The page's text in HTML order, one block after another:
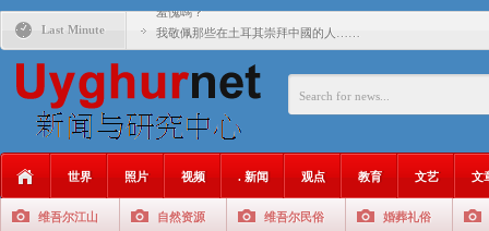
Last Minute
羞愧嗎？
我敬佩那些在土耳其崇拜中國的人……
基辛格与中国：50 年的爱与背叛
年的百年關係
大一统情结使魏京生失去理智 / 伊利夏提
伊利夏提：在自责与内疚中的挣扎
世界 照片 视频 . 新闻 观点 教育 文艺 文
维吾尔江山 自然资源 维吾尔民俗 婚葬礼俗